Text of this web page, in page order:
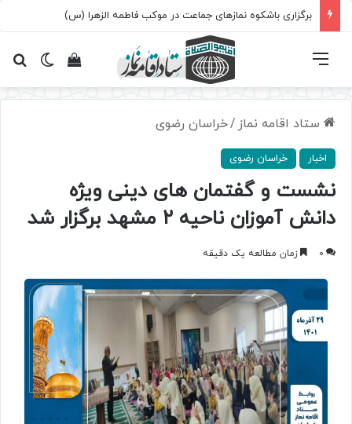
برگزاری باشکوه نمازهای جماعت در موکب فاطمه الزهرا (س)
تغییرمشاهده فهرست
ستاد اقامه نماز /خراسان رضوی
اخبار خراسان رضوی
نشست و گفتمان های دینی ویژه
دانش آموزان ناحیه ۲ مشهد برگزار شد
0 زمان مطالعه یک دقیقه